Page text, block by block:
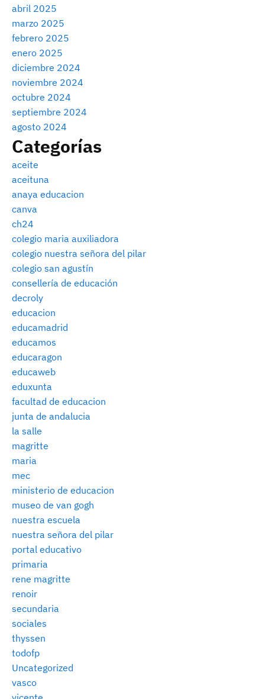
abril 2025
marzo 2025
febrero 2025
enero 2025
diciembre 2024
noviembre 2024
octubre 2024
septiembre 2024
agosto 2024
Categorías
aceite
aceituna
anaya educacion
canva
ch24
colegio maria auxiliadora
colegio nuestra señora del pilar
colegio san agustín
consellería de educación
decroly
educacion
educamadrid
educamos
educaragon
educaweb
eduxunta
facultad de educacion
junta de andalucia
la salle
magritte
maria
mec
ministerio de educacion
museo de van gogh
nuestra escuela
nuestra señora del pilar
portal educativo
primaria
rene magritte
renoir
secundaria
sociales
thyssen
todofp
Uncategorized
vasco